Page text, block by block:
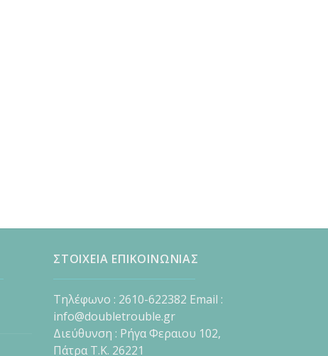
ΣΤΟΙΧΕΙΑ ΕΠΙΚΟΙΝΩΝΙΑΣ
Τηλέφωνο : 2610-622382 Email :
info@doubletrouble.gr
Διεύθυνση : Ρήγα Φεραιου 102,
Πάτρα Τ.Κ. 26221